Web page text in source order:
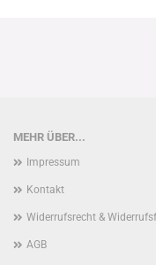
MEHR ÜBER...
Impressum
Kontakt
Widerrufsrecht &
AGB